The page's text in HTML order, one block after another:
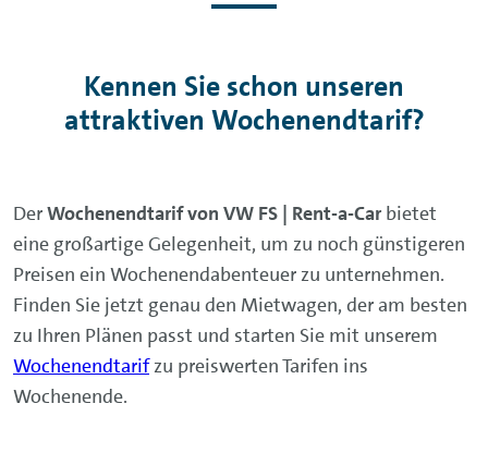
Kennen Sie schon unseren
attraktiven Wochenendtarif?
DerWochenendtarif von VW FS | Rent-a-Car bietet
eine großartige Gelegenheit, um zu noch günstigeren
Preisen ein Wochenendabenteuer zu unternehmen.
Finden Sie jetzt genau den Mietwagen, der am besten
zu Ihren Plänen passt und starten Sie mit unserem
Wochenendtarifzu preiswerten Tarifen ins
Wochenende.